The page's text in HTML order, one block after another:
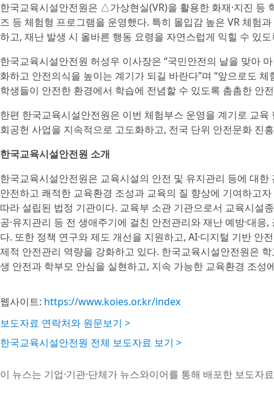
한국교육시설안전원은 △가상현실(VR)을 활용한 화재·지진
즈 등 체험형 프로그램을 운영했다. 특히 몰입감 높은 VR 체험
하고, 재난 발생 시 올바른 행동 요령을 자연스럽게 익힐 수 있
한국교육시설안전원 허성우 이사장은 “국민안전의 날을 맞아
화하고 안전의식을 높이는 계기가 되길 바란다”며 “앞으로도
학생들이 안전한 환경에서 학습에 전념할 수 있도록 촘촘한 안
한편 한국교육시설안전원은 이번 체험부스 운영을 계기로 교
회공헌 사업을 지속적으로 고도화하고, 전국 단위 안전문화 진
한국교육시설안전원 소개
한국교육시설안전원은 교육시설의 안전 및 유지관리 등에 대
안전하고 쾌적한 교육환경 조성과 교육의 질 향상에 기여하고
따라 설립된 법정 기관이다. 교육부 소관 기관으로서 교육시설
공·유지관리 등 전 생애주기에 걸친 안전관리와 재난 예방·대
다. 또한 정책 연구와 제도 개선을 지원하고, AI·디지털 기반 안
제적 안전관리 역량을 강화하고 있다. 한국교육시설안전원은
생 안전과 학부모 안심을 실현하고, 지속 가능한 교육환경 조성
웹사이트: https://www.koies.or.kr/index
보도자료 연락처와 원문보기 >
한국교육시설안전원 전체 보도자료 보기 >
이 뉴스는 기업·기관·단체가 뉴스와이어를 통해 배포한 보도자